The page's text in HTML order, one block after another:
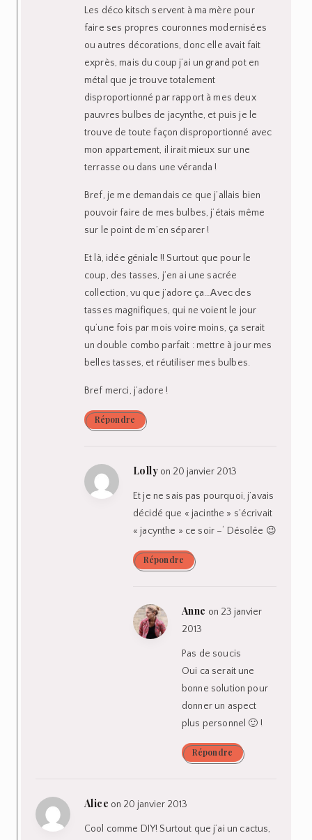
Les déco kitsch servent à ma mère pour
faire ses propres couronnes modernisées
ou autres décorations, donc elle avait fait
exprès, mais du coup j’ai un grand pot en
métal que je trouve totalement
disproportionné par rapport à mes deux
pauvres bulbes de jacynthe, et puis je le
trouve de toute façon disproportionné avec
mon appartement, il irait mieux sur une
terrasse ou dans une véranda !
Bref, je me demandais ce que j’allais bien
pouvoir faire de mes bulbes, j’étais même
sur le point de m’en séparer !
Et là, idée géniale !! Surtout que pour le
coup, des tasses, j’en ai une sacrée
collection, vu que j’adore ça…Avec des
tasses magnifiques, qui ne voient le jour
qu’une fois par mois voire moins, ça serait
un double combo parfait : mettre à jour mes
belles tasses, et réutiliser mes bulbes.
Bref merci, j’adore !
Répondre
Lolly on 20 janvier 2013
Et je ne sais pas pourquoi, j’avais
décidé que « jacinthe » s’écrivait
« jacynthe » ce soir –‘ Désolée 😉
Répondre
Anne on 23 janvier
2013
Pas de soucis
Oui ca serait une
bonne solution pour
donner un aspect
plus personnel 🙂 !
Répondre
Alice on 20 janvier 2013
Cool comme DIY! Surtout que j’ai un cactus,